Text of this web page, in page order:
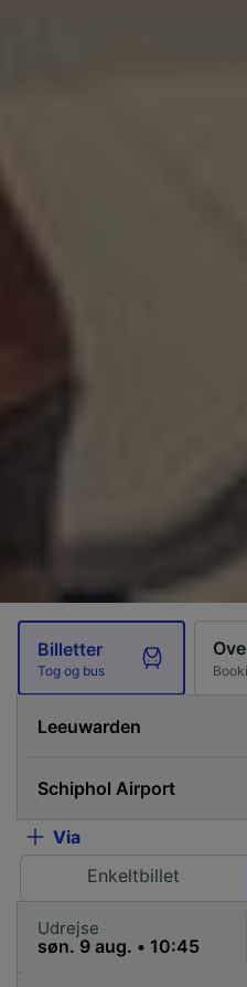
Billetter
Tog og bus
Via
Enkeltbillet
Udrejse